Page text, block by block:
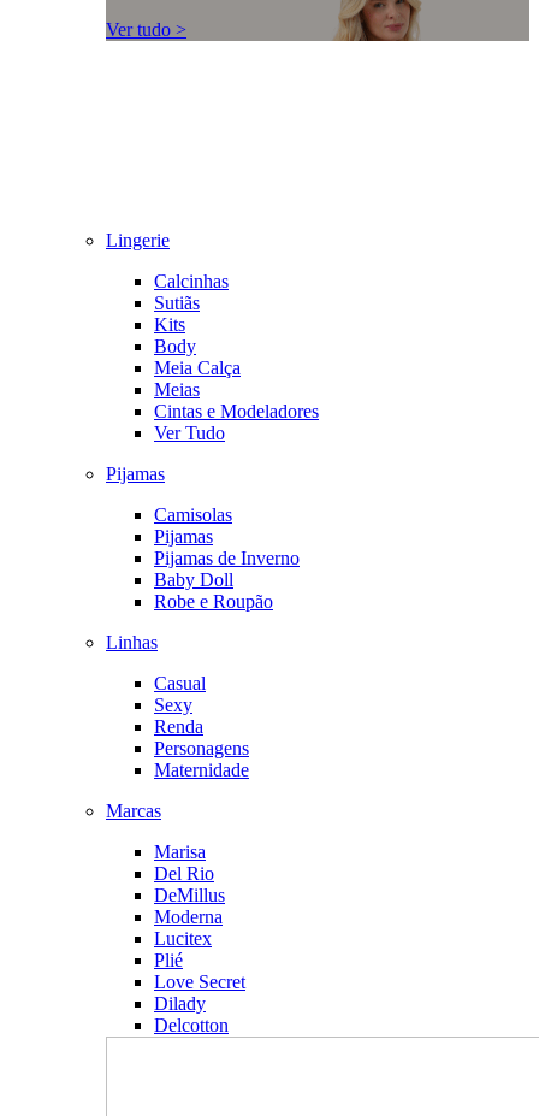
Ver tudo >
Lingerie
Calcinhas
Sutiãs
Kits
Body
Meia Calça
Meias
Cintas e Modeladores
Ver Tudo
Pijamas
Camisolas
Pijamas
Pijamas de Inverno
Baby Doll
Robe e Roupão
Linhas
Casual
Sexy
Renda
Personagens
Maternidade
Marcas
Marisa
Del Rio
DeMillus
Moderna
Lucitex
Plié
Love Secret
Dilady
Delcotton